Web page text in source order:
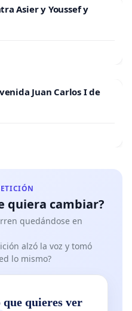
Asier y Youssef y
Juan Carlos I de
quiera cambiar?
quedándose en
alzó la voz y tomó
lo mismo?
quieres ver